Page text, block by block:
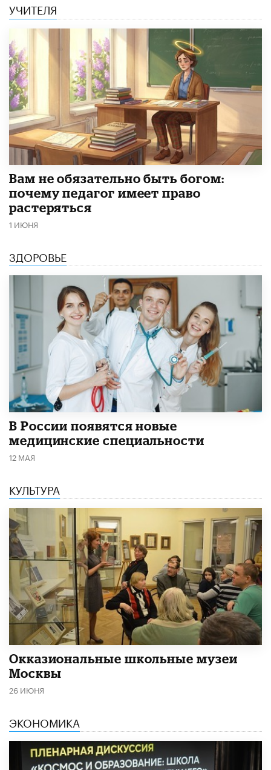
УЧИТЕЛЯ
​Вам не обязательно быть богом:
почему педагог имеет право
растеряться
1 ИЮНЯ
ЗДОРОВЬЕ
В России появятся новые
медицинские специальности
12 МАЯ
КУЛЬТУРА
​Окказиональные школьные музеи
Москвы
26 ИЮНЯ
ЭКОНОМИКА